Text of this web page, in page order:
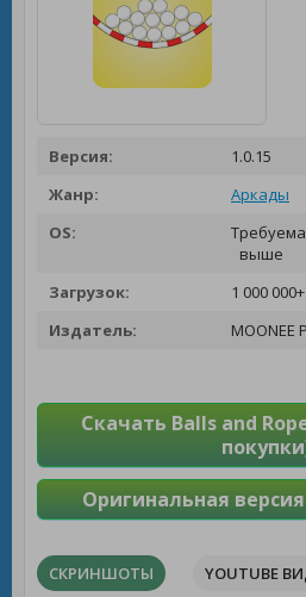
Версия:
1.0.15
Жанр:
Аркады
OS:
выше
Загрузок:
1 000 000+
Издатель:
MOONEE
Скачать Balls and
Оригинальная
СКРИНШОТЫ YOUTUBE